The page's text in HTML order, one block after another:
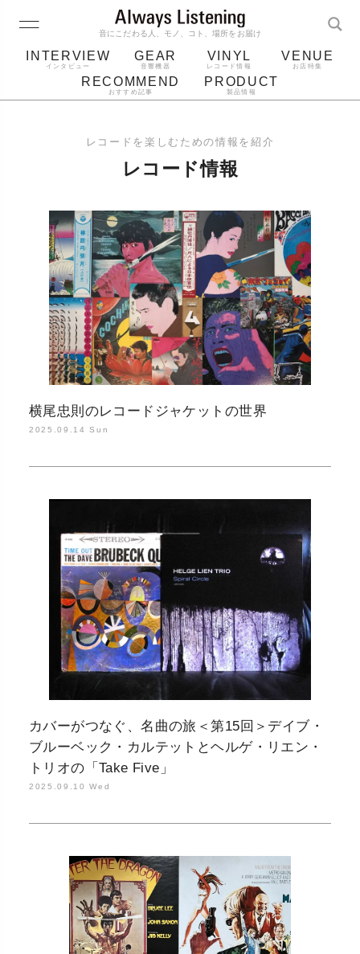
音にこだわる人、モノ、コト、場所をお届け
INTERVIEW
インタビュー
GEAR
音響機器
VINYL
レコード情報
VENUE
お店特集
RECOMMEND
おすすめ記事
PRODUCT
製品情報
ジャケット bluetooth アルバム
レコード針
レコードを楽しむための情報を紹介
レコード情報
横尾忠則のレコードジャケットの世界
2025.09.14 Sun
カバーがつなぐ、名曲の旅＜第15回＞デイブ・
ブルーベック・カルテットとヘルゲ・リエン・
トリオの「Take Five」
2025.09.10 Wed